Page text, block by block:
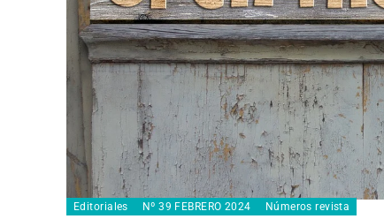
Editoriales Nº 39 FEBRERO 2024 Números revista